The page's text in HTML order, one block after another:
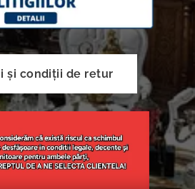
și condiții de retur